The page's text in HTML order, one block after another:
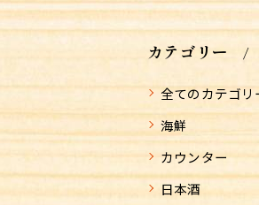
カテゴリー
全てのカテゴリ
海鮮
カウンター
日本酒